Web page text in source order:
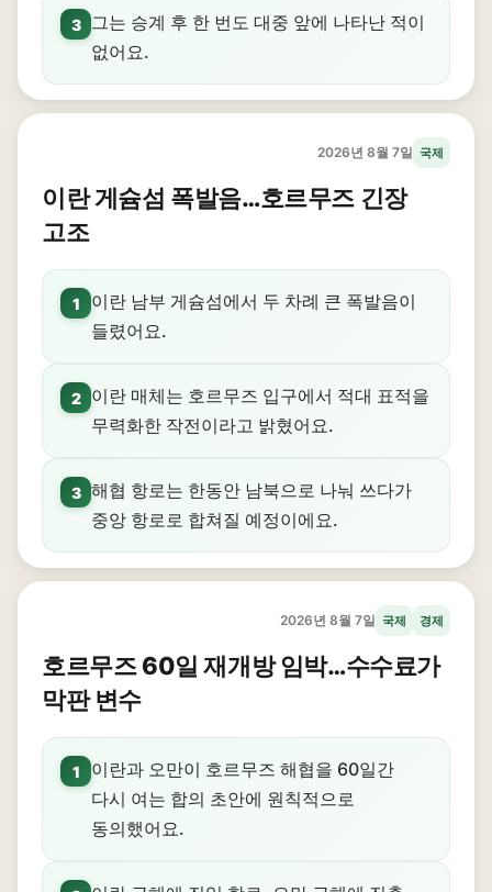
3
그는 승계 후 한 번도 대중 앞에 나타난 적이
없어요.
2026년 8월 7일 국제
이란 게슘섬 폭발음…호르무즈 긴장
고조
1
이란 남부 게슘섬에서 두 차례 큰 폭발음이
들렸어요.
2
이란 매체는 호르무즈 입구에서 적대 표적을
무력화한 작전이라고 밝혔어요.
3 해협 항로는 한동안 남북으로 나눠 쓰다가
중앙 항로로 합쳐질 예정이에요.
2026년 8월 7일 국제 경제
호르무즈 60일 재개방 임박…수수료가
막판 변수
1
이란과 오만이 호르무즈 해협을 60일간
다시 여는 합의 초안에 원칙적으로
동의했어요.